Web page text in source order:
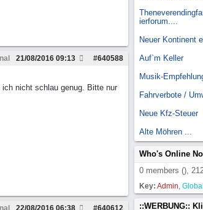
#640588
21/08/2016 09:13
ich nicht schlau genug. Bitte nur
#640612
22/08/2016 06:38
ierforum....
Neuer Kontinent
Auf`m Keller
Musik-
Fahrverbote /
Neue Kfz-Steuer
Alte Möhren ...
Who's Online
0 members (),
Key: Admin,
::WERBUNG::